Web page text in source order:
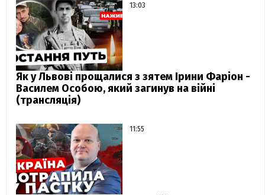
13:03
Як у Львові прощалися з зятем Ірини Фаріон -
Василем Особою, який загинув на війні
(трансляція)
11:55